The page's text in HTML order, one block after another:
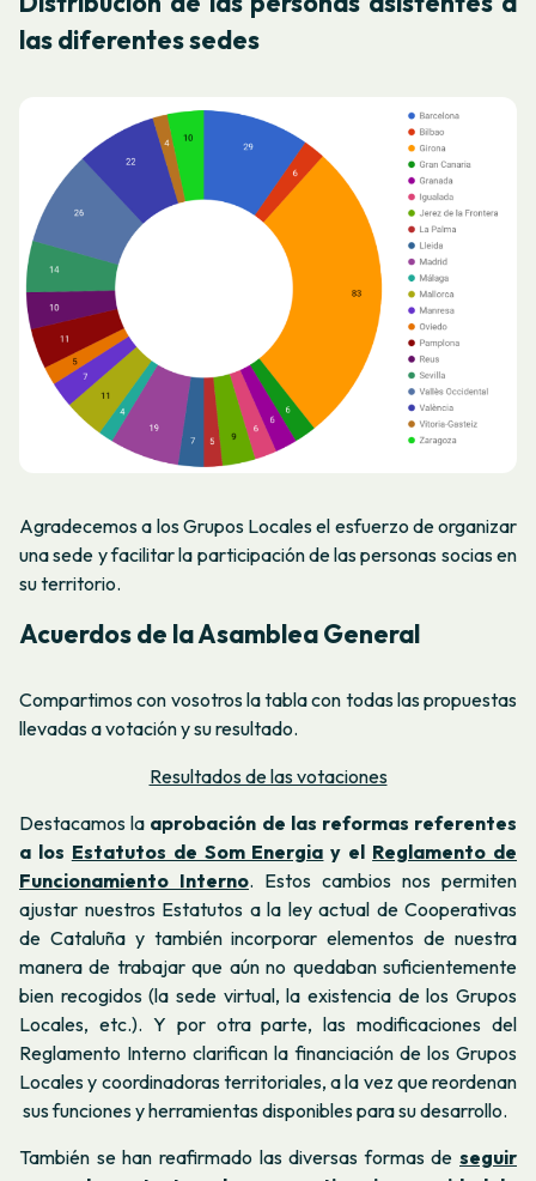
las diferentes sedes
Agradecemos a los Grupos Locales el esfuerzo de organizar
una sede y facilitar la participación de las personas socias en
su territorio.
Acuerdos de la Asamblea General
Compartimos con vosotros la tabla con todas las propuestas
llevadas a votación y su resultado.
Resultados de las votaciones
Destacamos la aprobación de las reformas referentes
a los Estatutos de Som Energia y el Reglamento de
Funcionamiento Interno. Estos cambios nos permiten
ajustar nuestros Estatutos a la ley actual de Cooperativas
de Cataluña y también incorporar elementos de nuestra
manera de trabajar que aún no quedaban suficientemente
bien recogidos (la sede virtual, la existencia de los Grupos
Locales, etc.). Y por otra parte, las modificaciones del
Reglamento Interno clarifican la financiación de los Grupos
Locales y coordinadoras territoriales, a la vez que reordenan
sus funciones y herramientas disponibles para su desarrollo.
También se han reafirmado las diversas formas de seguir